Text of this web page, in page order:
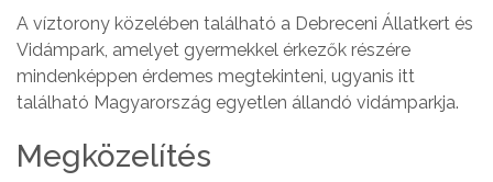
A víztorony közelében található a Debreceni Állatkert és
Vidámpark, amelyet gyermekkel érkezők részére
mindenképpen érdemes megtekinteni, ugyanis itt
található Magyarország egyetlen állandó vidámparkja.
Megközelítés